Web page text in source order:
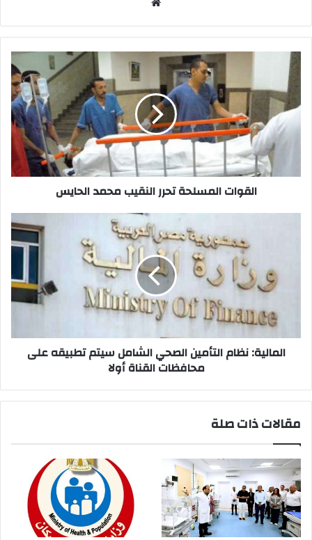
القوات
المسلحة
تحرر
النقيب
محمد
الحايس
القوات المسلحة تحرر النقيب محمد الحايس
الشامل
تطبيقه
محافظات
القناةالمالية: نظام التأمين الصحي الشامل سيتم تطبيقه على
محافظات القناة أولا
مقالات ذات صلة